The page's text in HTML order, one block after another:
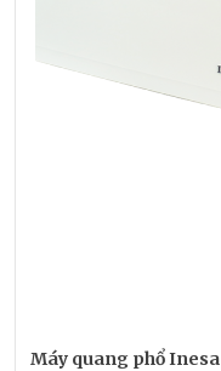
Máy quang phổ Inesa